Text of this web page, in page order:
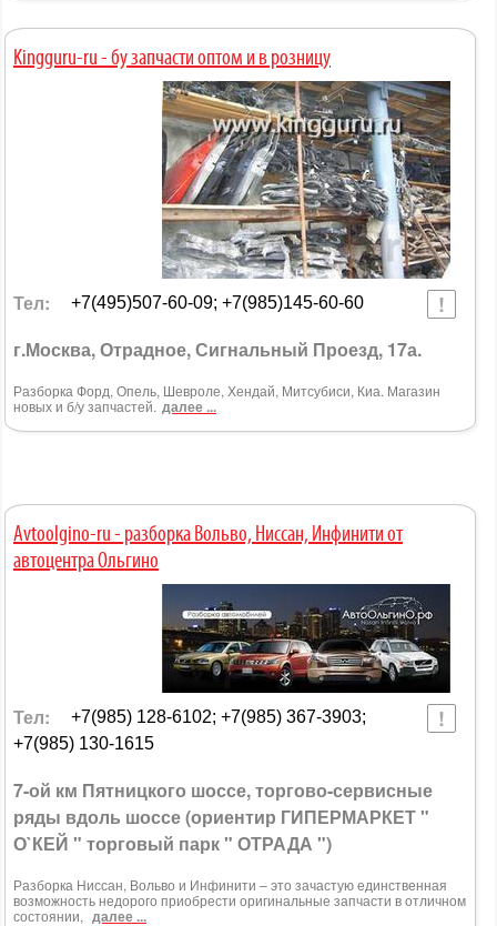
Kingguru-ru - бу запчасти оптом и в розницу
Тел: +7(495)507-60-09; +7(985)145-60-60
г.Москва, Отрадное, Сигнальный Проезд, 17а.
Разборка Форд, Опель, Шевроле, Хендай, Митсубиси, Киа. Магазин
новых и б/у запчастей. далее ...
Avtoolgino-ru - разборка Вольво, Ниссан, Инфинити от
автоцентра Ольгино
Тел:
+7(985) 128-6102; +7(985) 367-3903;
+7(985) 130-1615
7-ой км Пятницкого шоссе, торгово-сервисные
ряды вдоль шоссе (ориентир ГИПЕРМАРКЕТ "
О`КЕЙ " торговый парк " ОТРАДА ")
Разборка Ниссан, Вольво и Инфинити – это зачастую единственная
возможность недорого приобрести оригинальные запчасти в отличном
состоянии, далее ...